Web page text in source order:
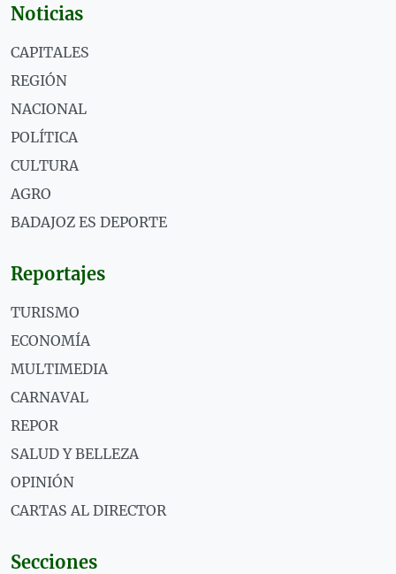
Noticias
CAPITALES
REGIÓN
NACIONAL
POLÍTICA
CULTURA
AGRO
BADAJOZ ES DEPORTE
Reportajes
TURISMO
ECONOMÍA
MULTIMEDIA
CARNAVAL
REPOR
SALUD Y BELLEZA
OPINIÓN
CARTAS AL DIRECTOR
Secciones